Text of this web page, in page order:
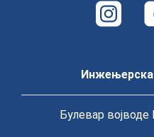
Инжењерска
Булевар